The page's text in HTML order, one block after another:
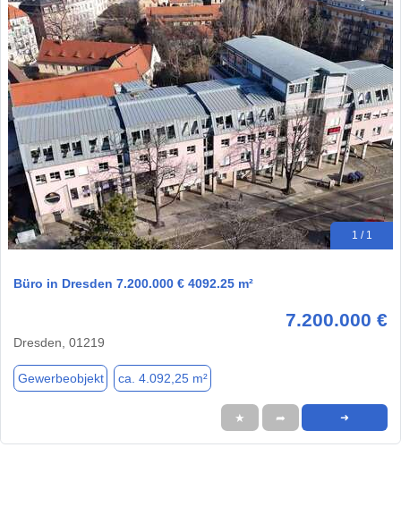
1 / 1
Büro in Dresden 7.200.000 € 4092.25 m²
7.200.000 €
Dresden, 01219
Gewerbeobjekt ca. 4.092,25 m²
★ ➦ ➜